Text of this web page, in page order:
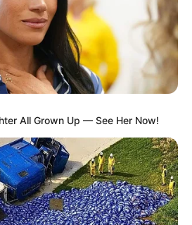
Red Velvet
All Grown Up — See Her Now!